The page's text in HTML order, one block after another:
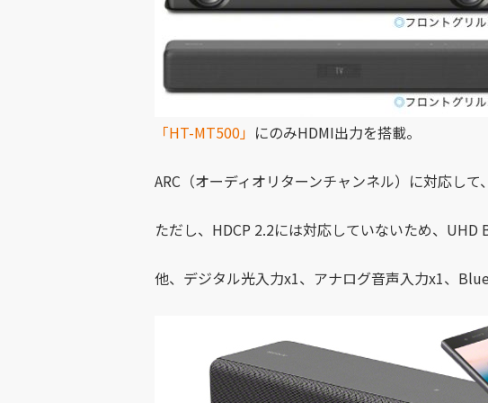
「HT-MT500」 にのみHDMI出力を搭載。
ARC（オーディオリターンチャンネル）に対応し
ただし、HDCP 2.2には対応していないため、UHD
他、デジタル光入力x1、アナログ音声入力x1、